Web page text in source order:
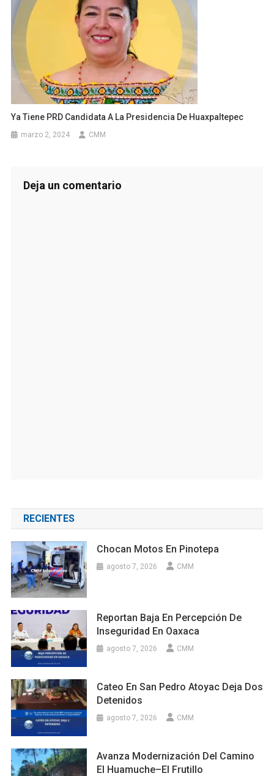
Ya Tiene PRD Candidata A La Presidencia De Huaxpaltepec
marzo 2, 2024 CMM
Deja un comentario
RECIENTES
Chocan Motos En Pinotepa
agosto 7, 2026 CMM
Reportan Baja En Percepción De
Inseguridad En Oaxaca
agosto 7, 2026 CMM
Cateo En San Pedro Atoyac Deja Dos
Detenidos
agosto 7, 2026 CMM
Avanza Modernización Del Camino
El Huamuche–El Frutillo